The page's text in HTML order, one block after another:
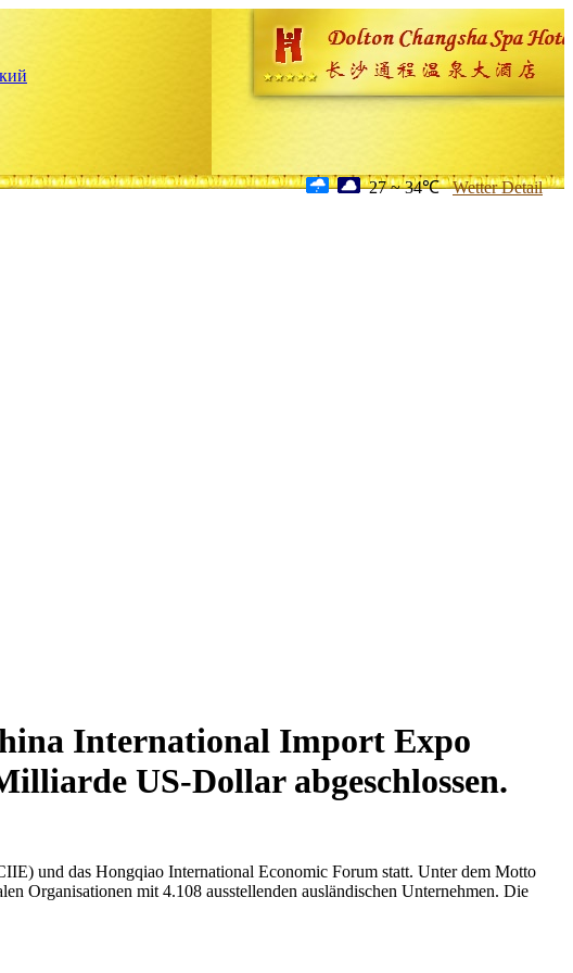
27 ~ 34℃ Wetter Detail
International Import Expo
US-Dollar abgeschlossen.
und das Hongqiao International Economic Forum statt. Unter dem Motto
Organisationen mit 4.108 ausstellenden ausländischen Unternehmen. Die